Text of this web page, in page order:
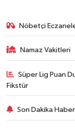
Nöbetçi
Namaz Vakitleri
Süper Lig Puan
Fikstür
Son Dakika